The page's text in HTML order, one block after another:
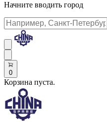
Начните вводить город
0
Корзина пуста.